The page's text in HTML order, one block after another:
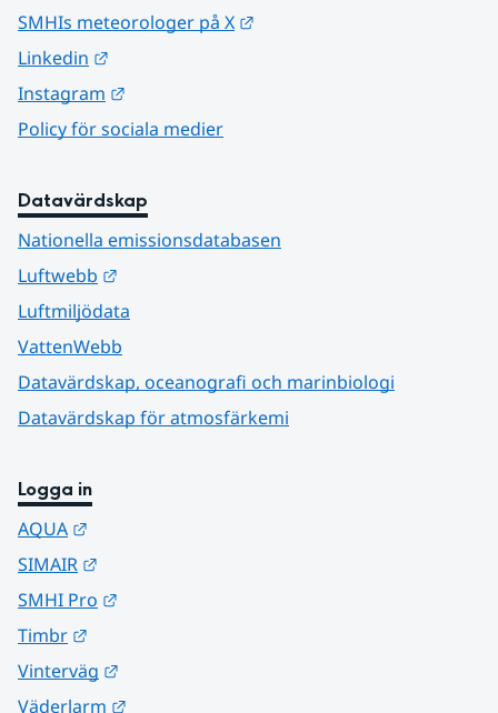
SMHIs meteorologer på X
Linkedin
Instagram
Policy för sociala medier
Datavärdskap
Nationella emissionsdatabasen
Luftwebb
Luftmiljödata
VattenWebb
Datavärdskap, oceanografi och marinbiologi
Datavärdskap för atmosfärkemi
Logga in
AQUA
SIMAIR
SMHI Pro
Timbr
Vinterväg
Väderlarm